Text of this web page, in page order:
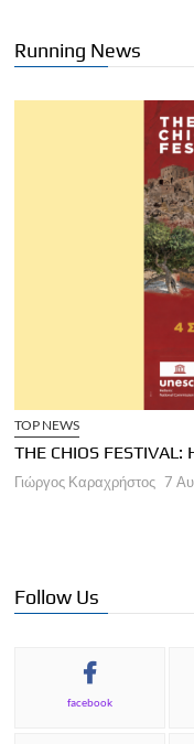
Running News
ΑΡΘΡΑ
Follow Us
facebook